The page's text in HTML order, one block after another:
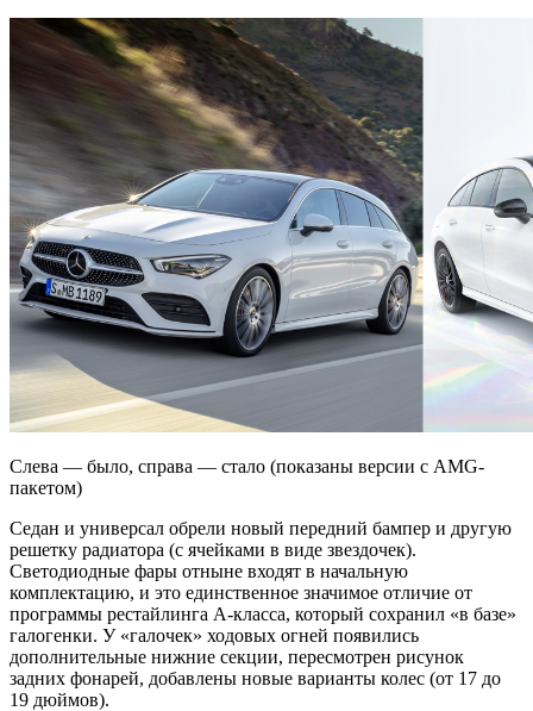
Слева — было, справа — стало (показаны версии с AMG-
пакетом)
Седан и универсал обрели новый передний бампер и другую
решетку радиатора (с ячейками в виде звездочек).
Светодиодные фары отныне входят в начальную
комплектацию, и это единственное значимое отличие от
программы рестайлинга A-класса, который сохранил «в базе»
галогенки. У «галочек» ходовых огней появились
дополнительные нижние секции, пересмотрен рисунок
задних фонарей, добавлены новые варианты колес (от 17 до
19 дюймов).